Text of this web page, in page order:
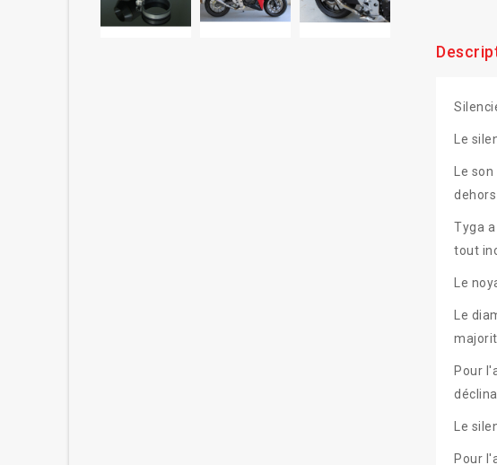
Le
Le
dehors
Tyga
tout
Le
Le
Pour
Le
Pour